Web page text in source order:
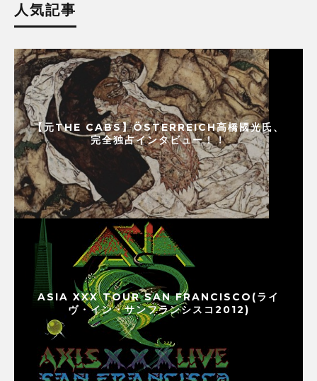
人気記事
【元THE CABS】ÖSTERREICH高橋國光氏、
完全独占インタビュー！！
ASIA XXX TOUR SAN FRANCISCO(ライ
ヴ・イン・サンフランシスコ2012)